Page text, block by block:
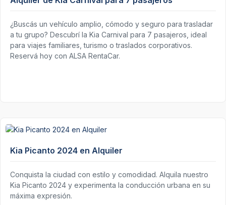
¿Buscás un vehículo amplio, cómodo y seguro para trasladar
a tu grupo? Descubrí la Kia Carnival para 7 pasajeros, ideal
para viajes familiares, turismo o traslados corporativos.
Reservá hoy con ALSA RentaCar.
Kia Picanto 2024 en Alquiler
Conquista la ciudad con estilo y comodidad. Alquila nuestro
Kia Picanto 2024 y experimenta la conducción urbana en su
máxima expresión.